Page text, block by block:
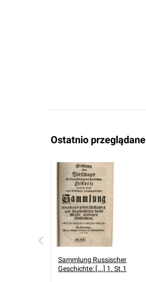
Ostatnio przeglądane
Sammlung Russischer
Geschichte: [...] 1. St.1